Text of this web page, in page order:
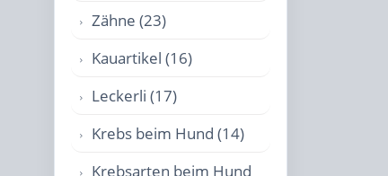
Zähne (23)
Kauartikel (16)
Leckerli (17)
Krebs beim Hund (14)
Krebsarten beim Hund